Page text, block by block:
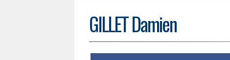
GILLET Damien